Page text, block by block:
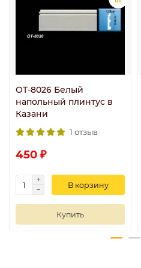
OT-8026 Белый
напольный плинтус в
Казани
1 отзыв
450 ₽
В корзину
Купить